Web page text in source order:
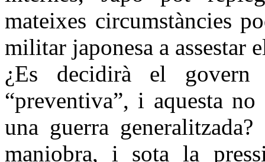
mateixes circumstàncies
militar japonesa a assestar
¿Es decidirà el
“preventiva”, i aquesta
una guerra
maniobra, i sota la